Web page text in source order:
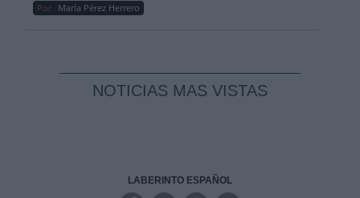
Por María Pérez Herrero
NOTICIAS MAS VISTAS
LABERINTO ESPAÑOL